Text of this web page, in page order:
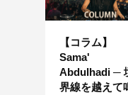
【コラム】
Sama'
Abdulhadi ─
界線を越えて